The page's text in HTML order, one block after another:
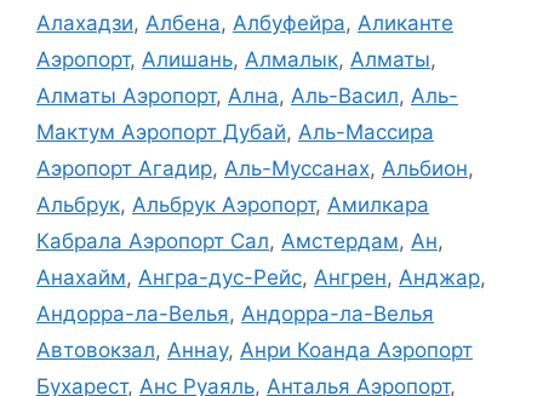
Алахадзи, Албена, Албуфейра, Аликанте
Аэропорт, Алишань, Алмалык, Алматы,
Алматы Аэропорт, Ална, Аль-Васил, Аль-
Мактум Аэропорт Дубай, Аль-Массира
Аэропорт Агадир, Аль-Муссанах, Альбион,
Альбрук, Альбрук Аэропорт, Амилкара
Кабрала Аэропорт Сал, Амстердам, Ан,
Анахайм, Ангра-дус-Рейс, Ангрен, Анджар,
Андорра-ла-Велья, Андорра-ла-Велья
Автовокзал, Аннау, Анри Коанда Аэропорт
Бухарест, Анс Руаяль, Анталья Аэропорт,